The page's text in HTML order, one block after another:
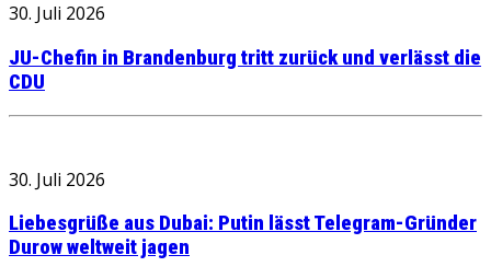
30. Juli 2026
JU-Chefin in Brandenburg tritt zurück und verlässt die
CDU
30. Juli 2026
Liebesgrüße aus Dubai: Putin lässt Telegram-Gründer
Durow weltweit jagen